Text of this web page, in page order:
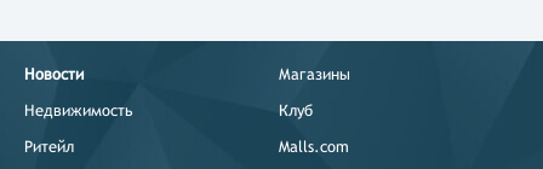
Новости
Недвижимость
Ритейл
Магазины
Клуб
Malls.com